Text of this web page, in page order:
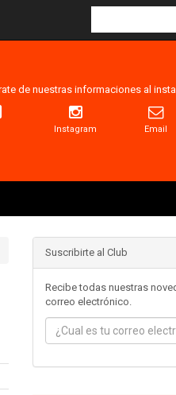
de nuestras informaciones al
Instagram Email
Suscribirte al Club
Recibe todas nuestras
correo electrónico.